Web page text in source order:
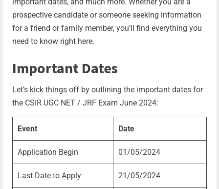
prospective candidate or someone seeking information
for a friend or family member, you’ll find everything you
need to know right here.
Important Dates
Let’s kick things off by outlining the important dates for
the CSIR UGC NET / JRF Exam June 2024:
Event Date
Application Begin 01/05/2024
Last Date to Apply 21/05/2024